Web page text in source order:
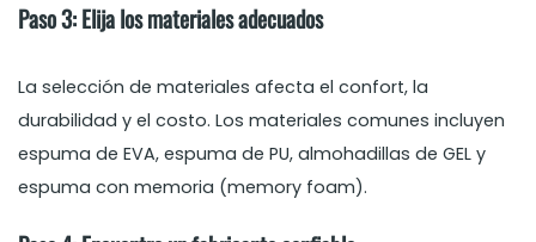
Paso 3: Elija los materiales adecuados
La selección de materiales afecta el confort, la
durabilidad y el costo. Los materiales comunes incluyen
espuma de EVA, espuma de PU, almohadillas de GEL y
espuma con memoria (memory foam).